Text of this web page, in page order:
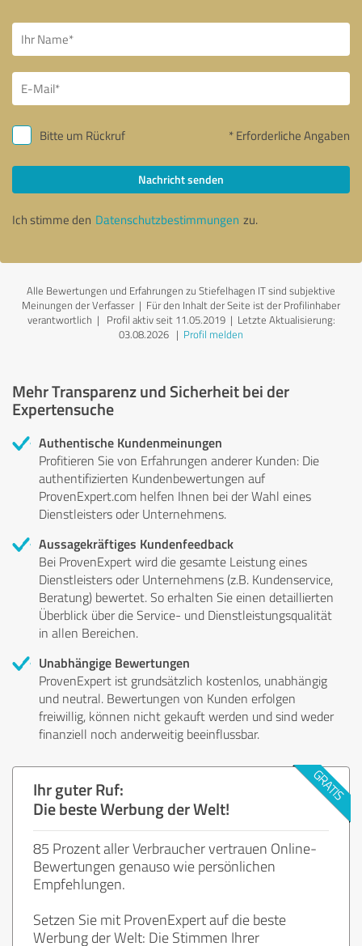
Bitte um Rückruf * Erforderliche Angaben
Nachricht senden
Ich stimme den Datenschutzbestimmungen zu.
Alle Bewertungen und Erfahrungen zu Stiefelhagen IT sind subjektive
Meinungen der Verfasser | Für den Inhalt der Seite ist der Profilinhaber
verantwortlich | Profil aktiv seit 11.05.2019 | Letzte Aktualisierung:
03.08.2026 | Profil melden
Mehr Transparenz und Sicherheit bei der
Expertensuche
Authentische Kundenmeinungen
Profitieren Sie von Erfahrungen anderer Kunden: Die
authentifizierten Kundenbewertungen auf
ProvenExpert.com helfen Ihnen bei der Wahl eines
Dienstleisters oder Unternehmens.
Aussagekräftiges Kundenfeedback
Bei ProvenExpert wird die gesamte Leistung eines
Dienstleisters oder Unternehmens (z.B. Kundenservice,
Beratung) bewertet. So erhalten Sie einen detaillierten
Überblick über die Service- und Dienstleistungsqualität
in allen Bereichen.
Unabhängige Bewertungen
ProvenExpert ist grundsätzlich kostenlos, unabhängig
und neutral. Bewertungen von Kunden erfolgen
freiwillig, können nicht gekauft werden und sind weder
finanziell noch anderweitig beeinflussbar.
Ihr guter Ruf:
Die beste Werbung der Welt!
85 Prozent aller Verbraucher vertrauen Online-
Bewertungen genauso wie persönlichen
Empfehlungen.
Setzen Sie mit ProvenExpert auf die beste
Werbung der Welt: Die Stimmen Ihrer